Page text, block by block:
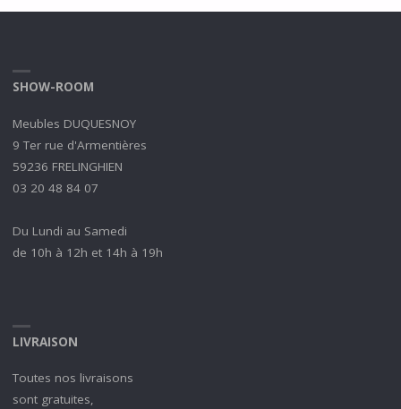
SHOW-ROOM
Meubles DUQUESNOY
9 Ter rue d'Armentières
59236 FRELINGHIEN
03 20 48 84 07
Du Lundi au Samedi
de 10h à 12h et 14h à 19h
LIVRAISON
Toutes nos livraisons
sont gratuites,